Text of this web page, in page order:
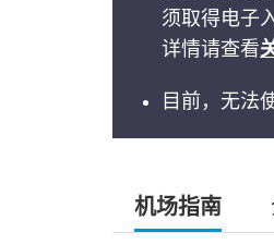
须取得电子
详情请查看
目前，无法
机场指南